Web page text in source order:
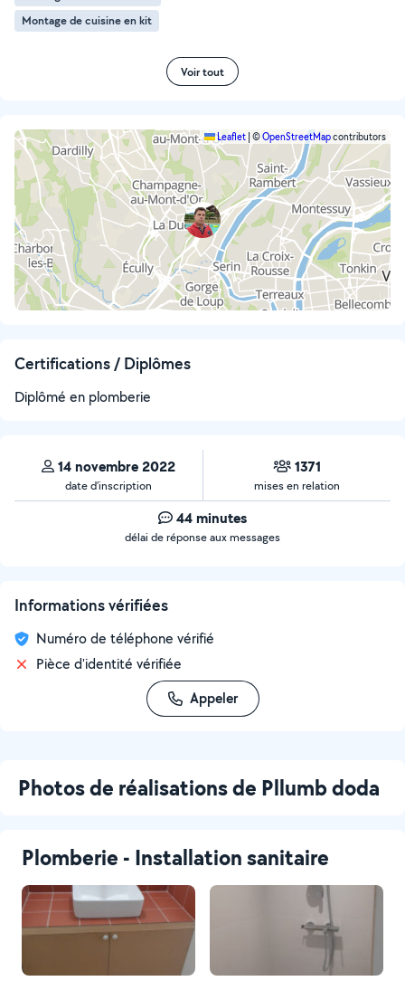
Montage de cuisine en kit
Voir tout
Leaflet ©OpenStreetMapcontributors
Certifications / Diplômes
Diplômé en plomberie
14 novembre 2022
date d’inscription
1371
mises en relation
44 minutes
délai de réponse aux messages
Informations vérifiées
Numéro de téléphone vérifié
Pièce d'identité vérifiée
Appeler
Photos de réalisations de Pllumb doda
Plomberie - Installation sanitaire